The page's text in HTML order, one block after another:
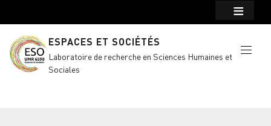
ESPACES ET SOCIÉTÉS
Laboratoire de recherche en Sciences Humaines et
Sociales